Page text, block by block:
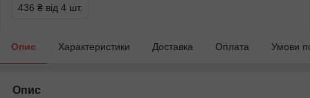
436 ₴ від 4 шт.
Опис Характеристики Доставка Оплата Умови
Опис